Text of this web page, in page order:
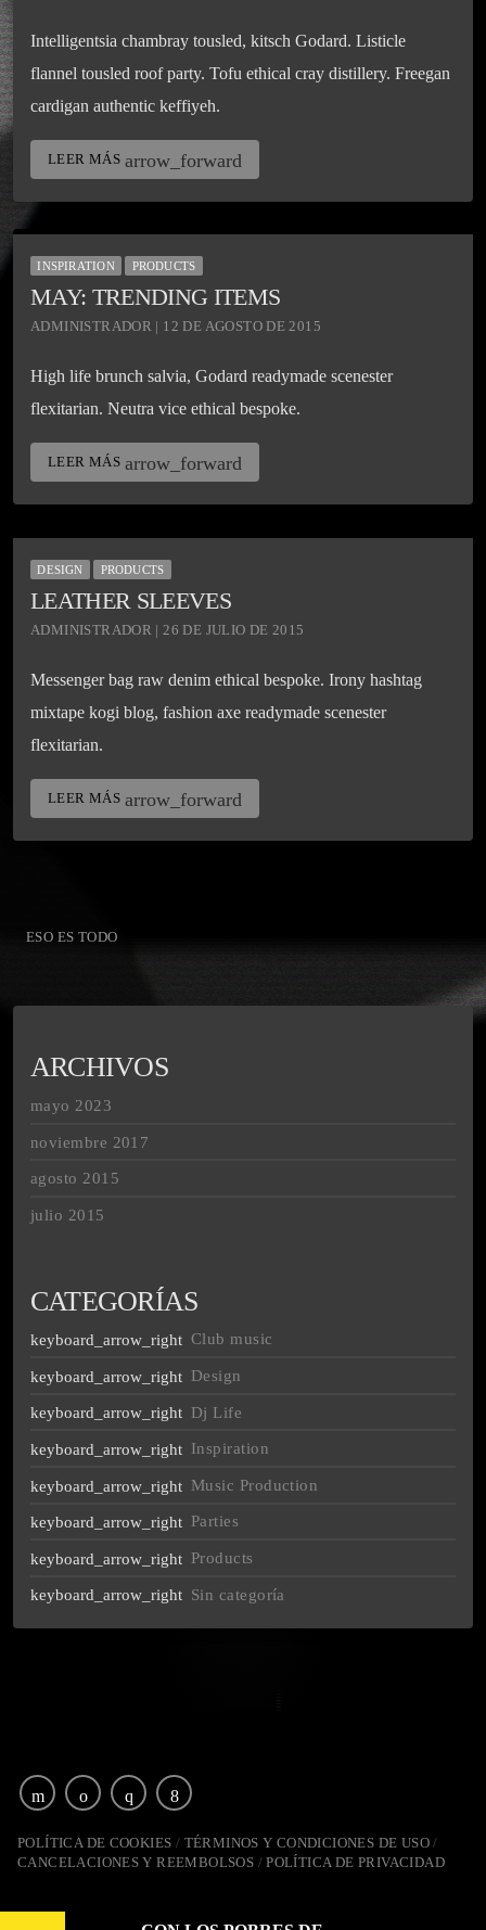
Intelligentsia chambray tousled, kitsch Godard. Listicle
flannel tousled roof party. Tofu ethical cray distillery. Freegan
cardigan authentic keffiyeh.
LEER MÁS arrow_forward
INSPIRATION PRODUCTS
MAY: TRENDING ITEMS
ADMINISTRADOR | 12 DE AGOSTO DE 2015
High life brunch salvia, Godard readymade scenester
flexitarian. Neutra vice ethical bespoke.
LEER MÁS arrow_forward
DESIGN PRODUCTS
LEATHER SLEEVES
ADMINISTRADOR | 26 DE JULIO DE 2015
Messenger bag raw denim ethical bespoke. Irony hashtag
mixtape kogi blog, fashion axe readymade scenester
flexitarian.
LEER MÁS arrow_forward
ESO ES TODO
ARCHIVOS
mayo 2023
noviembre 2017
agosto 2015
julio 2015
CATEGORÍAS
Club music
Design
Dj Life
Inspiration
Music Production
Parties
Products
Sin categoría
POLÍTICA DE COOKIES
TÉRMINOS Y CONDICIONES DE USO
CANCELACIONES Y REEMBOLSOS
POLÍTICA DE PRIVACIDAD